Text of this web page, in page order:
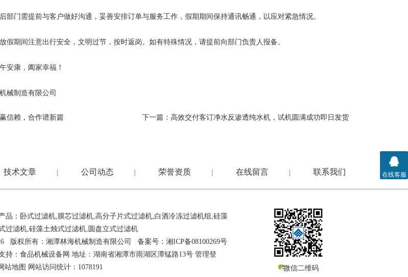
门需提前与客户做好沟通，妥善安排订单与服务工作，假期期间保持通讯畅通，以应对紧急情况。
期间注意出行安全，文明过节，按时返岗。如有特殊情况，请提前向部门负责人报备。
康，阖家幸福！
制造有限公司
下一篇： 高效交付客订净水反渗透纯水机，试机圆满成功即日发货
信赖，合作谱新篇
技术文章 | 公司动态 | 荣誉资质 | 在线留言 | 联系我们
品： 卧式过滤机,膜芯过滤机,高分子片式过滤机,白酒冷冻过滤机组 ,硅藻
过滤机,硅藻土烛式过滤机, 圆盘立式过滤机
版权所有：湘潭林海机械制造有限公司 备案号： 湘ICP备08100269号
持： 食品机械设备网 地址：湖南省湘潭市雨湖区潭锰路13号 管理登
站地图 网站访问统计：1078191 微信二维码
在线客服